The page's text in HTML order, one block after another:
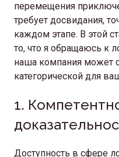
перемещения
требует досвидания,
каждом этапе. В этой
то, что я обращаюсь к
наша компания может
категорической для
1.
Доступность в сфере